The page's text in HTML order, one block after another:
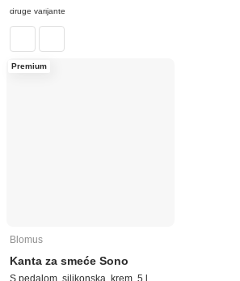
U KOŠARICU
druge varijante
Premium
Blomus
Kanta za smeće Sono
S pedalom, silikonska, krem, 5 l